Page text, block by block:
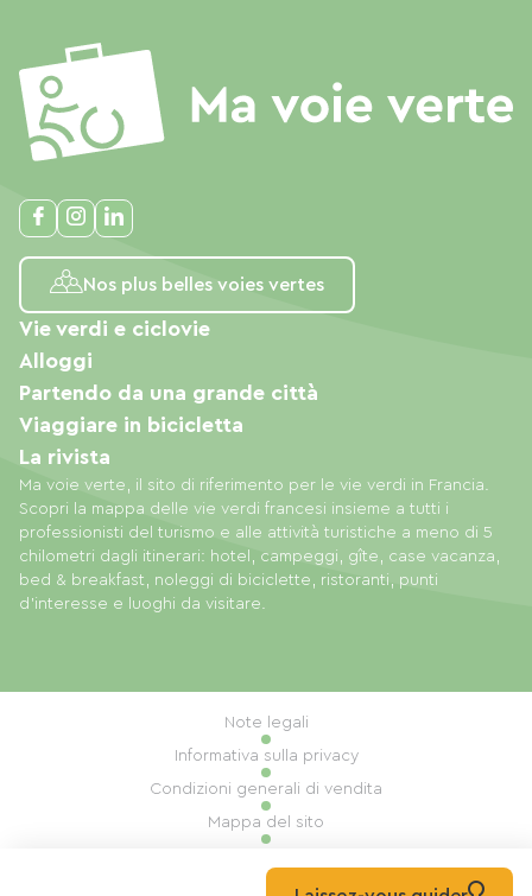
Nos plus belles voies vertes
Ma voie verte, il sito di riferimento per le vie verdi in Francia.
Scopri la mappa delle vie verdi francesi insieme a tutti i
professionisti del turismo e alle attività turistiche a meno di 5
chilometri dagli itinerari: hotel, campeggi, gîte, case vacanza,
bed & breakfast, noleggi di biciclette, ristoranti, punti
d'interesse e luoghi da visitare.
Vie verdi e ciclovie
Alloggi
Partendo da una grande città
Viaggiare in bicicletta
La rivista
Note legali
Informativa sulla privacy
Condizioni generali di vendita
Mappa del sito
Realizzazione: Mill, Privas